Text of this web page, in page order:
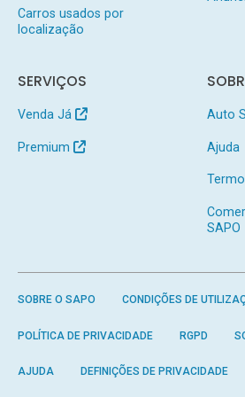
Carros usados por
localização
SERVIÇOS
Venda Já
Premium
Auto
Ajuda
SAPO
SOBRE O SAPO CONDIÇÕES DE
POLÍTICA DE PRIVACIDADE RGPD
AJUDA DEFINIÇÕES DE PRIVACIDADE